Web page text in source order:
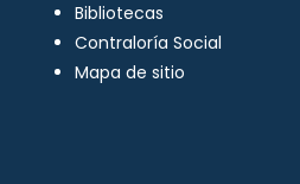
Bibliotecas
Contraloría Social
Mapa de sitio